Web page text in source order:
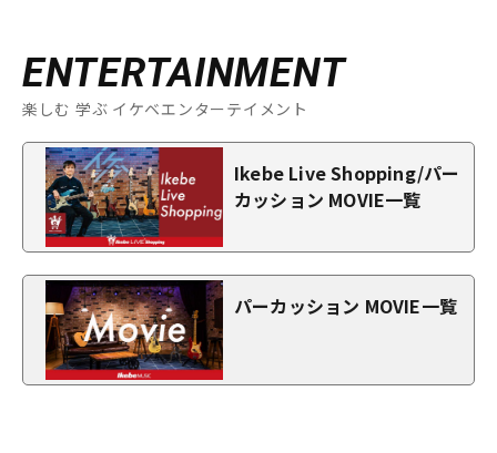
ENTERTAINMENT
楽しむ 学ぶ イケベエンターテイメント
Ikebe Live Shopping/パー
カッション MOVIE一覧
パーカッション MOVIE一覧